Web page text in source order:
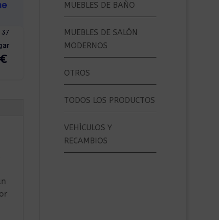
MUEBLES DE BAÑO
MUEBLES DE SALÓN
MODERNOS
OTROS
TODOS LOS PRODUCTOS
VEHÍCULOS Y
RECAMBIOS